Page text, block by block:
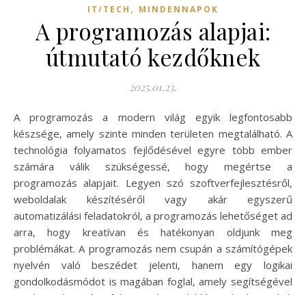
IT/TECH , MINDENNAPOK
A programozás alapjai:
útmutató kezdőknek
2025.01.23.
A programozás a modern világ egyik legfontosabb
készsége, amely szinte minden területen megtalálható. A
technológia folyamatos fejlődésével egyre több ember
számára válik szükségessé, hogy megértse a
programozás alapjait. Legyen szó szoftverfejlesztésről,
weboldalak készítéséről vagy akár egyszerű
automatizálási feladatokról, a programozás lehetőséget ad
arra, hogy kreatívan és hatékonyan oldjunk meg
problémákat. A programozás nem csupán a számítógépek
nyelvén való beszédet jelenti, hanem egy logikai
gondolkodásmódot is magában foglal, amely segítségével